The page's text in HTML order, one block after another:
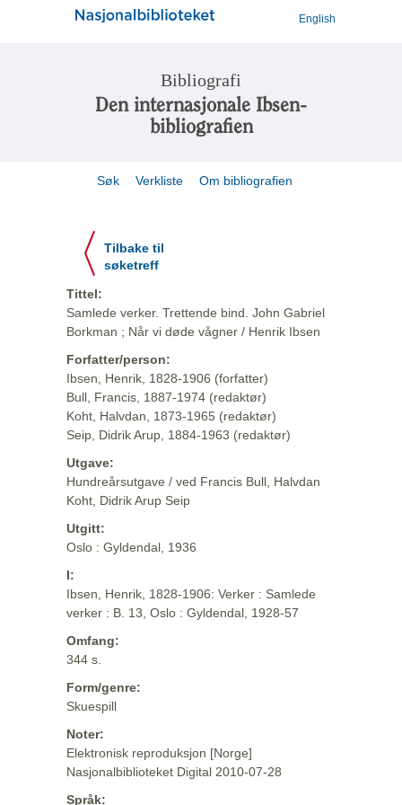
English
Bibliografi
Den internasjonale Ibsen-
bibliografien
Søk Verkliste Om bibliografien
Tilbake til
søketreff
Tittel:
Samlede verker. Trettende bind. John Gabriel
Borkman ; Når vi døde vågner / Henrik Ibsen
Forfatter/person:
Ibsen, Henrik, 1828-1906 (forfatter)
Bull, Francis, 1887-1974 (redaktør)
Koht, Halvdan, 1873-1965 (redaktør)
Seip, Didrik Arup, 1884-1963 (redaktør)
Utgave:
Hundreårsutgave / ved Francis Bull, Halvdan
Koht, Didrik Arup Seip
Utgitt:
Oslo : Gyldendal, 1936
I:
Ibsen, Henrik, 1828-1906: Verker : Samlede
verker : B. 13, Oslo : Gyldendal, 1928-57
Omfang:
344 s.
Form/genre:
Skuespill
Noter:
Elektronisk reproduksjon [Norge]
Nasjonalbiblioteket Digital 2010-07-28
Språk: